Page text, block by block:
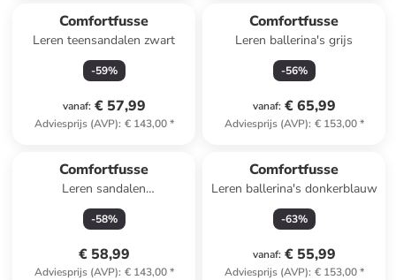
Comfortfusse
Leren teensandalen zwart
-59%
vanaf: € 57,99
Adviesprijs (AVP): € 143,00*
Comfortfusse
Leren ballerina's grijs
-56%
vanaf: € 65,99
Adviesprijs (AVP): € 153,00*
Comfortfusse
Leren sandalen
roségoudkleurig
-58%
€ 58,99
Adviesprijs (AVP): € 143,00*
Comfortfusse
Leren ballerina's donkerblauw
-63%
vanaf: € 55,99
Adviesprijs (AVP): € 153,00*